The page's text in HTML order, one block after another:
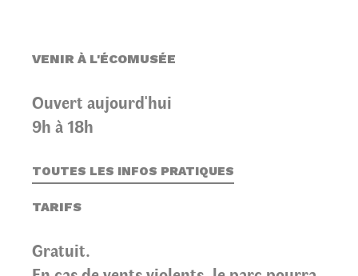
VENIR À L'ÉCOMUSÉE
Ouvert aujourd'hui
9h à 18h
TOUTES LES INFOS PRATIQUES
TARIFS
Gratuit.